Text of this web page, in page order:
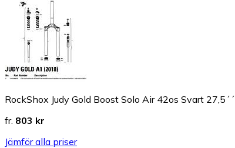
RockShox Judy Gold Boost Solo Air 42os Svart 27,5´´
fr. 803 kr
Jämför alla priser